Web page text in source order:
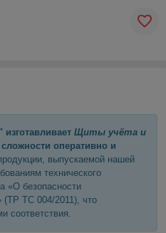
Щиты учёта и
оперативно и
выпускаемой нашей
технического
«О безопасности
(ТР ТС 004/2011), что
соответствия.